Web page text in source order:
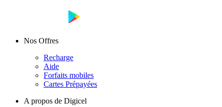
Nos Offres
Recharge
Aide
Forfaits mobiles
Cartes Prépayées
A propos de Digicel